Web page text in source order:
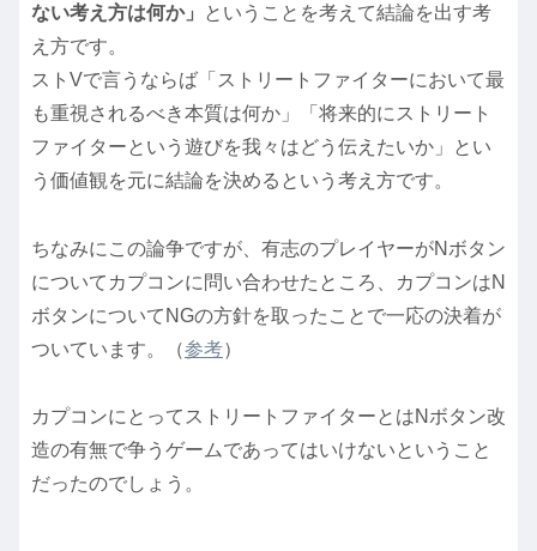
ない考え方は何か」
ということを考えて結論を出す考
え方です。
ストVで言うならば「ストリートファイターにおいて最
も重視されるべき本質は何か」「将来的にストリート
ファイターという遊びを我々はどう伝えたいか」とい
う価値観を元に結論を決めるという考え方です。
ちなみにこの論争ですが、有志のプレイヤーがNボタン
についてカプコンに問い合わせたところ、カプコンはN
ボタンについてNGの方針を取ったことで一応の決着が
ついています。（参考）
カプコンにとってストリートファイターとはNボタン改
造の有無で争うゲームであってはいけないということ
だったのでしょう。